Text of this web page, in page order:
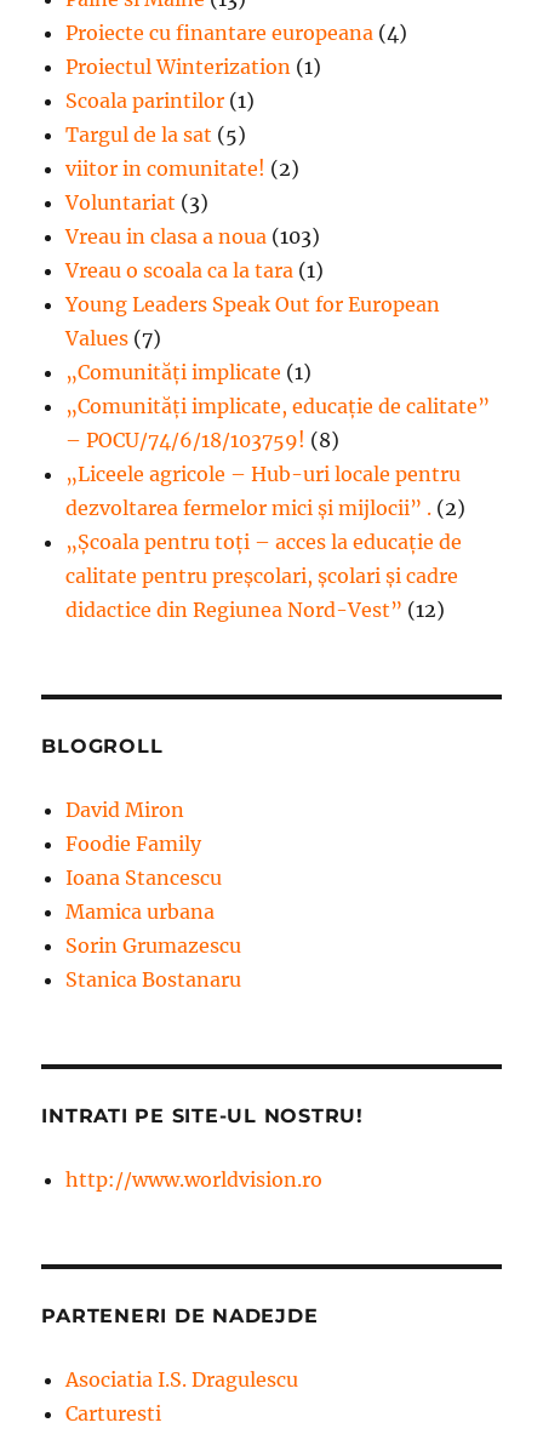
Proiecte cu finantare europeana (4)
Proiectul Winterization (1)
Scoala parintilor (1)
Targul de la sat (5)
viitor in comunitate! (2)
Voluntariat (3)
Vreau in clasa a noua (103)
Vreau o scoala ca la tara (1)
Young Leaders Speak Out for European
Values (7)
„Comunități implicate (1)
„Comunități implicate, educație de calitate”
– POCU/74/6/18/103759! (8)
„Liceele agricole – Hub-uri locale pentru
dezvoltarea fermelor mici şi mijlocii” . (2)
„Școala pentru toți – acces la educație de
calitate pentru preșcolari, școlari și cadre
didactice din Regiunea Nord-Vest” (12)
BLOGROLL
David Miron
Foodie Family
Ioana Stancescu
Mamica urbana
Sorin Grumazescu
Stanica Bostanaru
INTRATI PE SITE-UL NOSTRU!
http://www.worldvision.ro
PARTENERI DE NADEJDE
Asociatia I.S. Dragulescu
Carturesti